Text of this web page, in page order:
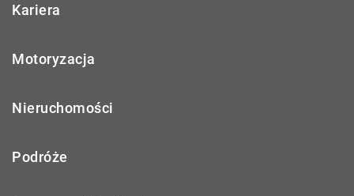
Kariera
Motoryzacja
Nieruchomości
Podróże